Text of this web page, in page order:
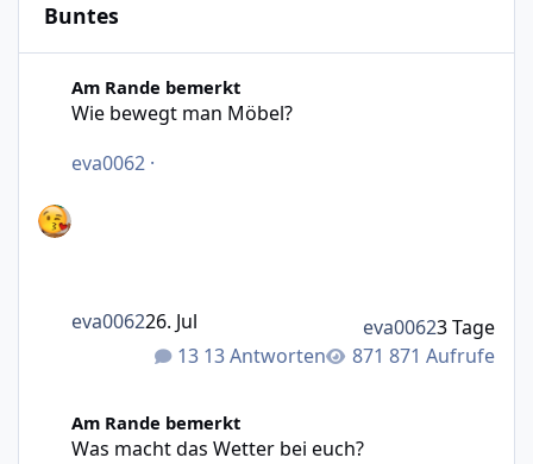
Buntes
Am Rande bemerkt
Wie bewegt man Möbel?
eva0062 ·
13 Antworten 871 Aufrufe
eva006226. Jul eva00623 Tage
Am Rande bemerkt
Was macht das Wetter bei euch?